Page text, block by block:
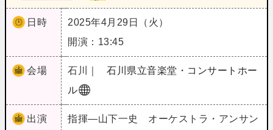
日時
2025年4月29日（火）
開演：13:45
会場 石川｜
石川県立音楽堂・コンサートホー
ル
出演
指揮―山下一史 オーケストラ・アンサン